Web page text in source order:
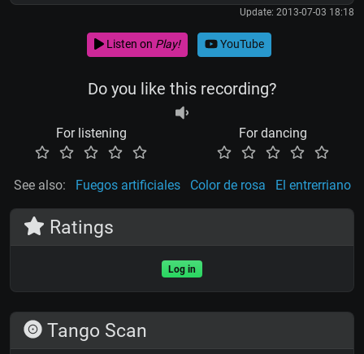
Update: 2013-07-03 18:18
Listen on Play! YouTube
Do you like this recording?
For listening For dancing
See also: Fuegos artificiales Color de rosa El entrerriano
Ratings
Log in
Tango Scan